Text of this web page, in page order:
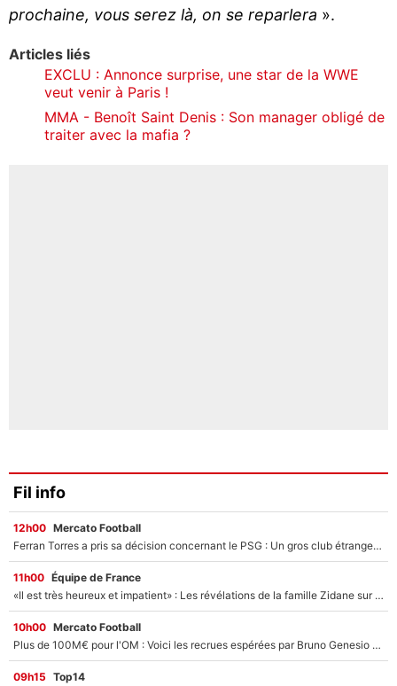
prochaine, vous serez là, on se reparlera ».
Articles liés
EXCLU : Annonce surprise, une star de la WWE
veut venir à Paris !
MMA - Benoît Saint Denis : Son manager obligé de
traiter avec la mafia ?
Fil info
12h00 Mercato Football
Ferran Torres a pris sa décision concernant le PSG : Un gros club étranger prêt à relancer le feuilleton pour la signature du champion du monde 2026 !
11h00 Équipe de France
«Il est très heureux et impatient» : Les révélations de la famille Zidane sur sa prise de pouvoir en équipe de France !
10h00 Mercato Football
Plus de 100M€ pour l'OM : Voici les recrues espérées par Bruno Genesio et Grégory Lorenzi après l’opération dégraissage
09h15 Top14